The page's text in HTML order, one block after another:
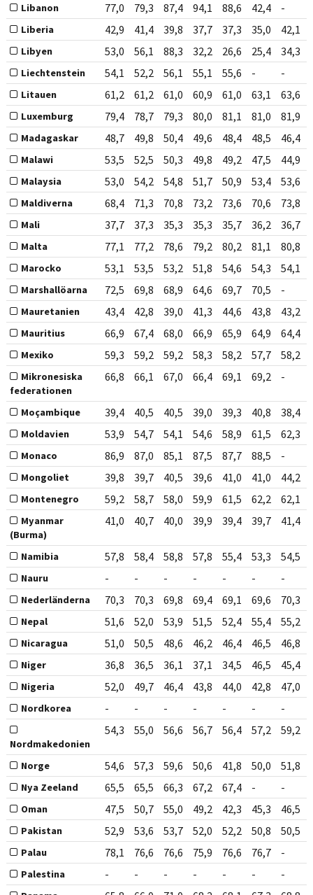
Libanon 77,0 79,3 87,4 94,1 88,6 42,4 -
Liberia 42,9 41,4 39,8 37,7 37,3 35,0 42,1
Libyen 53,0 56,1 88,3 32,2 26,6 25,4 34,3
Liechtenstein 54,1 52,2 56,1 55,1 55,6 - -
Litauen 61,2 61,2 61,0 60,9 61,0 63,1 63,6
Luxemburg 79,4 78,7 79,3 80,0 81,1 81,0 81,9
Madagaskar 48,7 49,8 50,4 49,6 48,4 48,5 46,4
Malawi 53,5 52,5 50,3 49,8 49,2 47,5 44,9
Malaysia 53,0 54,2 54,8 51,7 50,9 53,4 53,6
Maldiverna 68,4 71,3 70,8 73,2 73,6 70,6 73,8
Mali 37,7 37,3 35,3 35,3 35,7 36,2 36,7
Malta 77,1 77,2 78,6 79,2 80,2 81,1 80,8
Marocko 53,1 53,5 53,2 51,8 54,6 54,3 54,1
Marshallöarna 72,5 69,8 68,9 64,6 69,7 70,5 -
Mauretanien 43,4 42,8 39,0 41,3 44,6 43,8 43,2
Mauritius 66,9 67,4 68,0 66,9 65,9 64,9 64,4
Mexiko 59,3 59,2 59,2 58,3 58,2 57,7 58,2
Mikronesiska
federationen
66,8 66,1 67,0 66,4 69,1 69,2 -
Moçambique 39,4 40,5 40,5 39,0 39,3 40,8 38,4
Moldavien 53,9 54,7 54,1 54,6 58,9 61,5 62,3
Monaco 86,9 87,0 85,1 87,5 87,7 88,5 -
Mongoliet 39,8 39,7 40,5 39,6 41,0 41,0 44,2
Montenegro 59,2 58,7 58,0 59,9 61,5 62,2 62,1
Myanmar
(Burma)
41,0 40,7 40,0 39,9 39,4 39,7 41,4
Namibia 57,8 58,4 58,8 57,8 55,4 53,3 54,5
Nauru - - - - - - -
Nederländerna 70,3 70,3 69,8 69,4 69,1 69,6 70,3
Nepal 51,6 52,0 53,9 51,5 52,4 55,4 55,2
Nicaragua 51,0 50,5 48,6 46,2 46,4 46,5 46,8
Niger 36,8 36,5 36,1 37,1 34,5 46,5 45,4
Nigeria 52,0 49,7 46,4 43,8 44,0 42,8 47,0
Nordkorea - - - - - - -
Nordmakedonien
54,3 55,0 56,6 56,7 56,4 57,2 59,2
Norge 54,6 57,3 59,6 50,6 41,8 50,0 51,8
Nya Zeeland 65,5 65,5 66,3 67,2 67,4 - -
Oman 47,5 50,7 55,0 49,2 42,3 45,3 46,5
Pakistan 52,9 53,6 53,7 52,0 52,2 50,8 50,5
Palau 78,1 76,6 76,6 75,9 76,6 76,7 -
Palestina - - - - - - -